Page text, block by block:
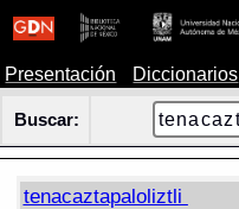
Presentación Diccionarios
Buscar:
tenacaztapaloliztli